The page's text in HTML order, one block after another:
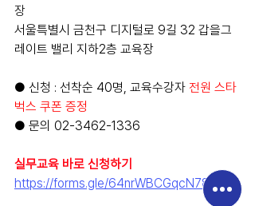
장
서울특별시 금천구 디지털로 9길 32 갑을그
레이트 밸리 지하2층 교육장
● 신청 : 선착순 40명, 교육수강자 전원 스타
벅스 쿠폰 증정
● 문의 02-3462-1336
실무교육 바로 신청하기
https://forms.gle/64nrWBCGqcN78VEi7